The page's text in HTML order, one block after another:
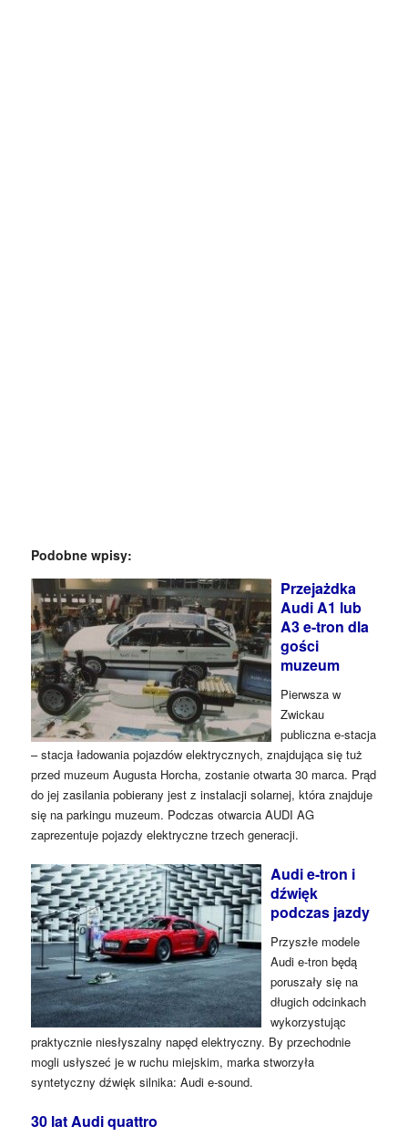
Podobne wpisy:
Przejażdka
Audi A1 lub
A3 e-tron dla
gości
muzeum
Pierwsza w
Zwickau
publiczna e-stacja
– stacja ładowania pojazdów elektrycznych, znajdująca się tuż
przed muzeum Augusta Horcha, zostanie otwarta 30 marca. Prąd
do jej zasilania pobierany jest z instalacji solarnej, która znajduje
się na parkingu muzeum. Podczas otwarcia AUDI AG
zaprezentuje pojazdy elektryczne trzech generacji.
Audi e-tron i
dźwięk
podczas jazdy
Przyszłe modele
Audi e-tron będą
poruszały się na
długich odcinkach
wykorzystując
praktycznie niesłyszalny napęd elektryczny. By przechodnie
mogli usłyszeć je w ruchu miejskim, marka stworzyła
syntetyczny dźwięk silnika: Audi e-sound.
30 lat Audi quattro